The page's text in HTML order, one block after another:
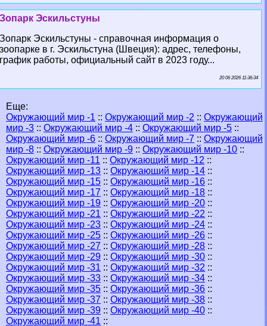
Зопарк Эскильстуны
Зопарк Эскильстуны - справочная информация о
зоопарке в г. Эскильстуна (Швеция): адрес, телефоны,
график работы, официальный сайт в 2023 году...
20 06 2026 11:36:34
Еще:
Окружающий мир -1 :: Окружающий мир -2 :: Окружающий
мир -3 :: Окружающий мир -4 :: Окружающий мир -5 ::
Окружающий мир -6 :: Окружающий мир -7 :: Окружающий
мир -8 :: Окружающий мир -9 :: Окружающий мир -10 ::
Окружающий мир -11 :: Окружающий мир -12 ::
Окружающий мир -13 :: Окружающий мир -14 ::
Окружающий мир -15 :: Окружающий мир -16 ::
Окружающий мир -17 :: Окружающий мир -18 ::
Окружающий мир -19 :: Окружающий мир -20 ::
Окружающий мир -21 :: Окружающий мир -22 ::
Окружающий мир -23 :: Окружающий мир -24 ::
Окружающий мир -25 :: Окружающий мир -26 ::
Окружающий мир -27 :: Окружающий мир -28 ::
Окружающий мир -29 :: Окружающий мир -30 ::
Окружающий мир -31 :: Окружающий мир -32 ::
Окружающий мир -33 :: Окружающий мир -34 ::
Окружающий мир -35 :: Окружающий мир -36 ::
Окружающий мир -37 :: Окружающий мир -38 ::
Окружающий мир -39 :: Окружающий мир -40 ::
Окружающий мир -41 ::